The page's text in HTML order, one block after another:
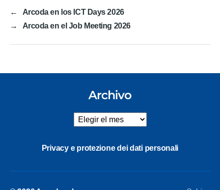
←
Arcoda en los ICT Days 2026
→
Arcoda en el Job Meeting 2026
Archivo
Privacy e protezione dei dati personali